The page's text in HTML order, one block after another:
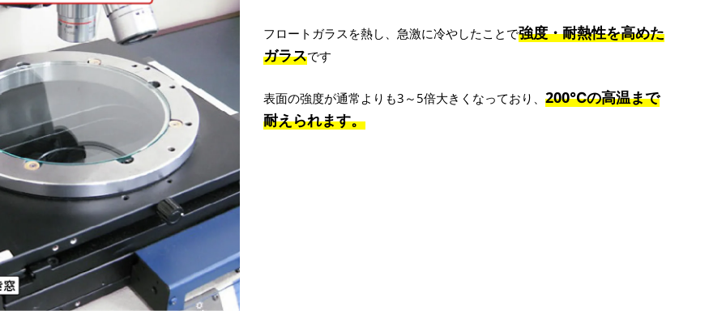
フロートガラスを熱し、急激に冷やしたことで強度・耐熱性を高めた
ガラスです
表面の強度が通常よりも3～5倍大きくなっており、 200℃の高温まで
耐えられます。